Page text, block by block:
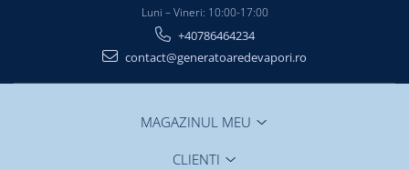
Luni – Vineri: 10:00-17:00
+40786464234
contact@generatoaredevapori.ro
MAGAZINUL MEU
CLIENTI